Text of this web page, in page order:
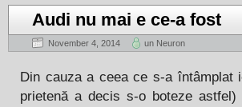
Audi nu mai e ce-a fost
November 4, 2014 un Neuron
Din cauza a ceea ce s-a întâmplat
prietenă a decis s-o boteze